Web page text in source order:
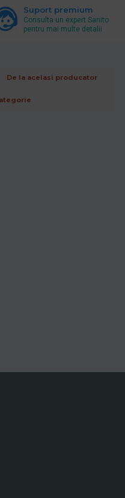
Suport premium
Consulta un expert Sanito
pentru mai multe detalii
De la acelasi producator